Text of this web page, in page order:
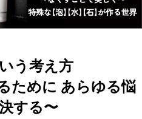
う考え方
ために あらゆる悩
する〜